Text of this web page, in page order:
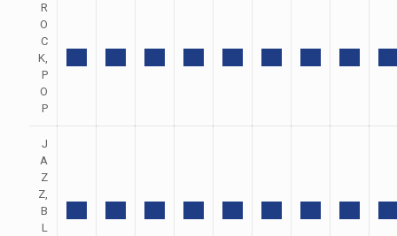
R
O
C
K,
P
O
P
J
A
Z
Z,
B
L